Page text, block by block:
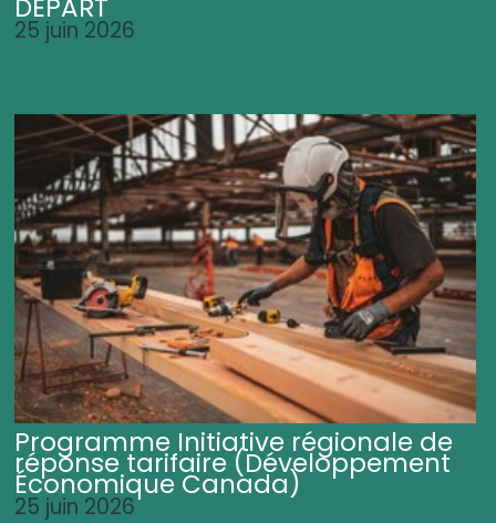
DÉPART
25 juin 2026
Programme Initiative régionale de
réponse tarifaire (Développement
Économique Canada)
25 juin 2026